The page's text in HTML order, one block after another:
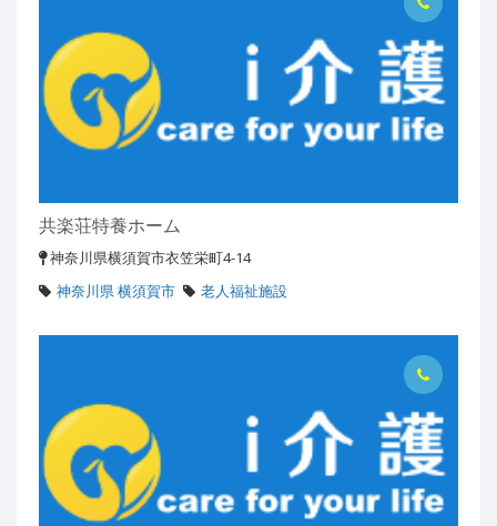
共楽荘特養ホーム
神奈川県横須賀市衣笠栄町4-14
神奈川県 横須賀市
老人福祉施設